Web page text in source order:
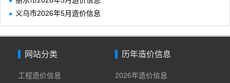
义乌市2026年5月造价信息
网站分类
工程造价信息
历年造价信息
2026年造价信息